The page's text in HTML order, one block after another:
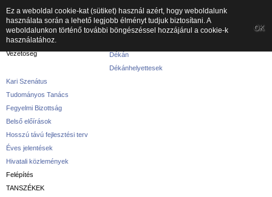
A kar
A karról
Vezetőség
Dékán
Dékánhelyettesek
Kari Szenátus
Tudományos Tanács
Fegyelmi Bizottság
Belső előírások
Hosszú távú fejlesztési terv
Éves jelentések
Hivatali közlemények
Felépítés
TANSZÉKEK
Ez a weboldal cookie-kat (sütiket) használ azért, hogy weboldalunk
használata során a lehető legjobb élményt tudjuk biztosítani. A
weboldalunkon történő további böngészéssel hozzájárul a cookie-k
használatához.
OK